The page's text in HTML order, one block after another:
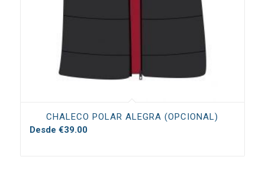
CHALECO POLAR ALEGRA (OPCIONAL)
Desde €39.00